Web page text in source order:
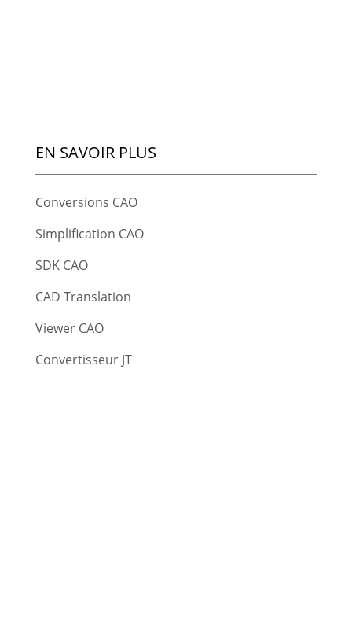
EN SAVOIR PLUS
Conversions CAO
Simplification CAO
SDK CAO
CAD Translation
Viewer CAO
Convertisseur JT